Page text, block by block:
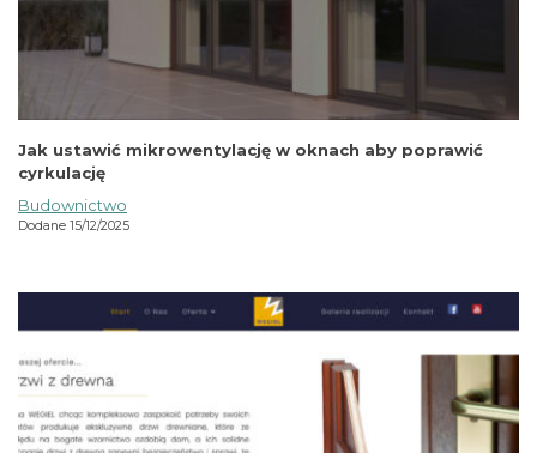
Jak ustawić mikrowentylację w oknach aby poprawić
cyrkulację
Budownictwo
Dodane 15/12/2025